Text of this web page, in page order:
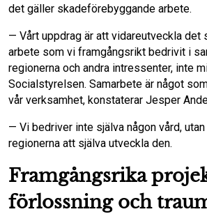
det gäller skadeförebyggande arbete.
— Vårt uppdrag är att vidareutveckla det
arbete som vi framgångsrikt bedrivit i
regionerna och andra intressenter, inte
Socialstyrelsen. Samarbete är något
vår verksamhet, konstaterar Jesper
— Vi bedriver inte själva någon vård,
regionerna att själva utveckla den.
Framgångsrika
förlossning och